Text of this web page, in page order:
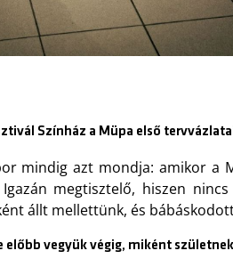
Színház a Müpa első
mindig azt mondja: amikor
Igazán megtisztelő, hiszen
állt mellettünk, és
előbb vegyük végig, miként